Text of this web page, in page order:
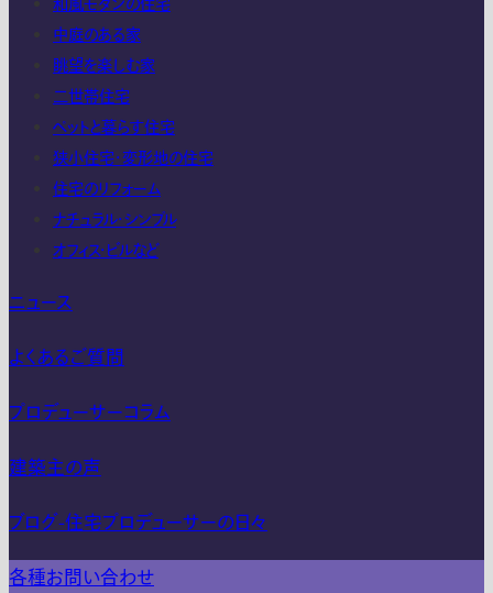
中庭のある家
眺望を楽しむ家
二世帯住宅
ペットと暮らす住宅
狭小住宅・変形地の住宅
住宅のリフォーム
ナチュラル・シンプル
オフィス・ビルなど
ニュース
よくあるご質問
プロデューサーコラム
建築主の声
ブログ-住宅プロデューサーの日々
各種お問い合わせ